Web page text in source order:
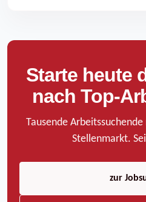
Starte heute
nach Top-
Tausende
Stellenmarkt.
zur